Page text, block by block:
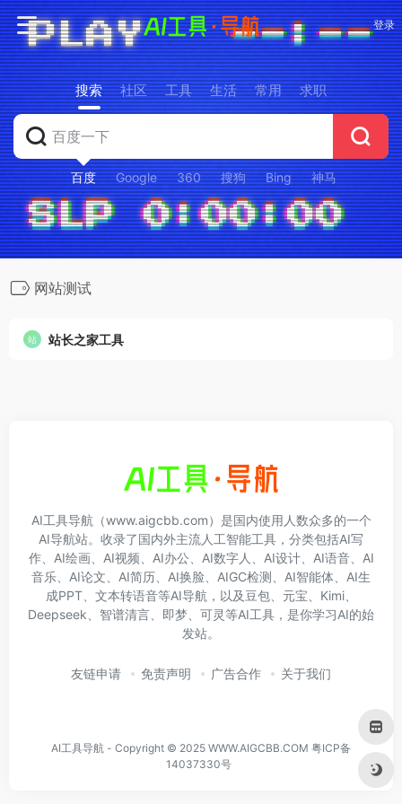
登录
搜索 社区 工具 生活 常用 求职
百度 Google 360 搜狗 Bing 神马
网站测试
站长之家工具
AI工具导航（www.aigcbb.com）是国内使用人数众多的一个
AI导航站。收录了国内外主流人工智能工具，分类包括AI写
作、AI绘画、AI视频、AI办公、AI数字人、AI设计、AI语音、AI
音乐、AI论文、AI简历、AI换脸、AIGC检测、AI智能体、AI生
成PPT、文本转语音等AI导航，以及豆包、元宝、Kimi、
Deepseek、智谱清言、即梦、可灵等AI工具，是你学习AI的始
发站。
友链申请 免责声明 广告合作 关于我们
AI工具导航 - Copyright © 2025 WWW.AIGCBB.COM 粤ICP备
14037330号